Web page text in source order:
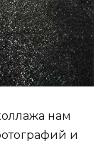
нам
и